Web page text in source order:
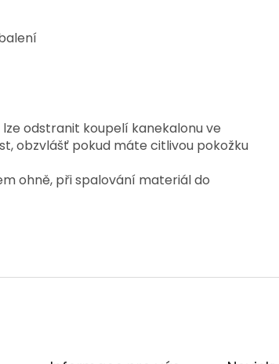
odstranit koupelí kanekalonu ve
obzvlášť pokud máte citlivou pokožku
ohně, při spalování materiál do